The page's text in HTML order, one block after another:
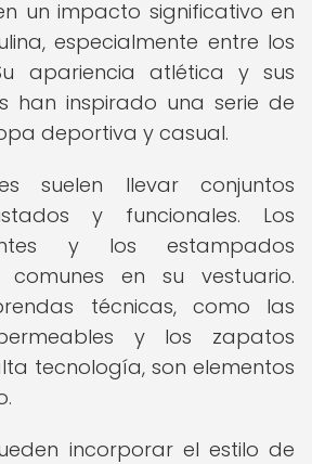
un impacto significativo en
especialmente entre los
apariencia atlética y sus
han inspirado una serie de
deportiva y casual.
suelen llevar conjuntos
y funcionales. Los
y los estampados
comunes en su vestuario.
técnicas, como las
y los zapatos
tecnología, son elementos
incorporar el estilo de